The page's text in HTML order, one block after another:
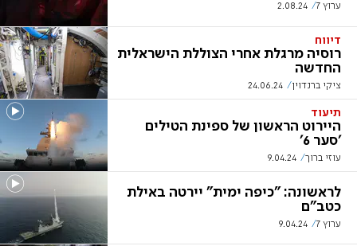
ערוץ 7 2.08.24
דיווח
רוסיה מרגלת אחרי הצוללת הישראלית
החדשה
ציקי ברנדוין 24.06.24
תיעוד
היירוט הראשון של ספינת הטילים
'סער 6'
עוזי ברוך 9.04.24
לראשונה: "כיפה ימית" יירטה באילת
כטב"ם
ערוץ 7 9.04.24